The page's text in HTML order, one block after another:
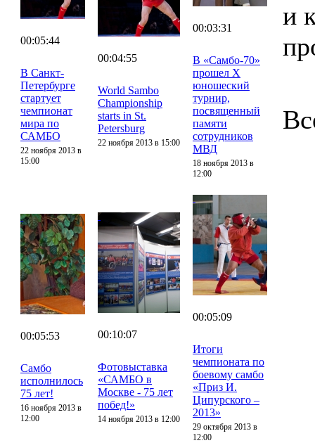
00:05:44
В Санкт-
Петербурге
стартует
чемпионат
мира по
САМБО
22 ноября 2013 в
15:00
00:04:55
World Sambo
Championship
starts in St.
Petersburg
22 ноября 2013 в 15:00
00:03:31
В «Самбо-70»
прошел X
юношеский
турнир,
посвященный
памяти
сотрудников
МВД
18 ноября 2013 в
12:00
00:05:53
Самбо
исполнилось
75 лет!
16 ноября 2013 в
12:00
00:10:07
Фотовыставка
«САМБО в
Москве - 75 лет
побед!»
14 ноября 2013 в 12:00
00:05:09
Итоги
чемпионата по
боевому самбо
«Приз И.
Ципурского –
2013»
29 октября 2013 в
12:00
и